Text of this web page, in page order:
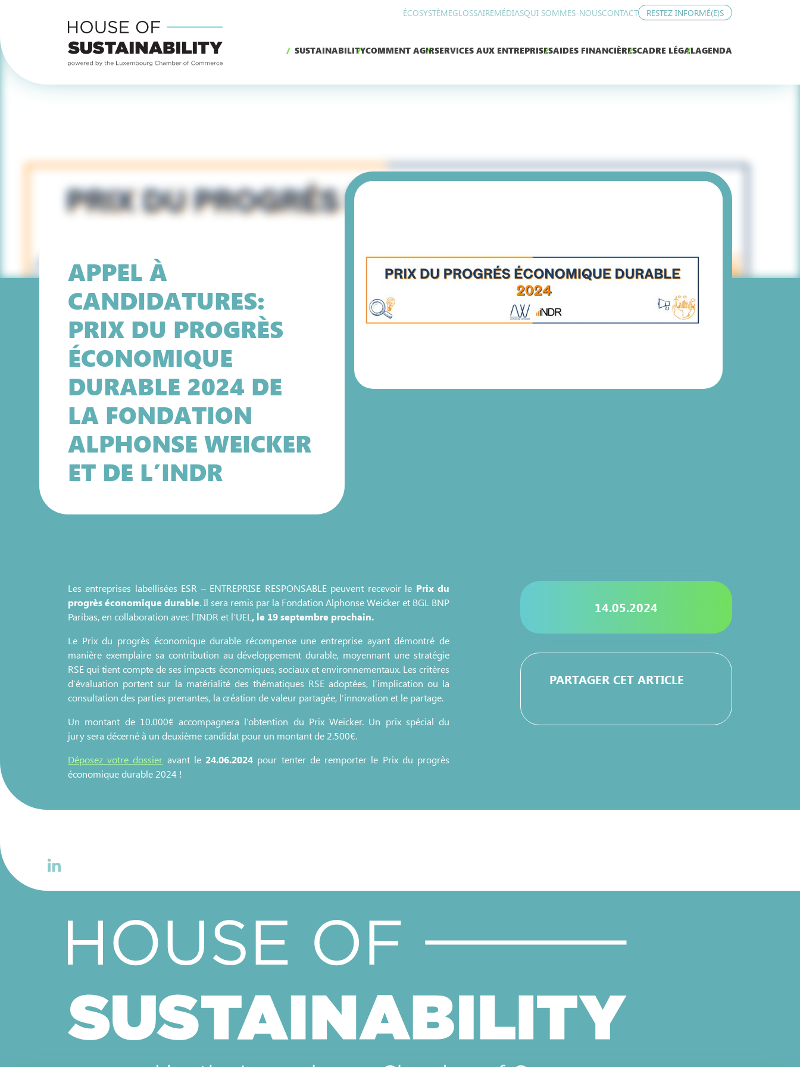
ÉCOSYSTÈMEGLOSSAIREMÉDIASQUI SOMMES-NOUSCONTACT RESTEZ INFORMÉ(E)S
SUSTAINABILITYCOMMENT AGIRSERVICES AUX ENTREPRISESAIDES FINANCIÈRESCADRE LÉGALAGENDA
APPEL À
CANDIDATURES:
PRIX DU PROGRÈS
ÉCONOMIQUE
DURABLE 2024 DE
LA FONDATION
ALPHONSE WEICKER
ET DE L’INDR
Les entreprises labellisées ESR – ENTREPRISE RESPONSABLE peuvent recevoir le Prix du
progrès économique durable. Il sera remis par la Fondation Alphonse Weicker et BGL BNP
Paribas, en collaboration avec l’INDR et l’UEL , le 19 septembre prochain.
Le Prix du progrès économique durable récompense une entreprise ayant démontré de
manière exemplaire sa contribution au développement durable, moyennant une stratégie
RSE qui tient compte de ses impacts économiques, sociaux et environnementaux. Les critères
d’évaluation portent sur la matérialité des thématiques RSE adoptées, l’implication ou la
consultation des parties prenantes, la création de valeur partagée, l’innovation et le partage.
Un montant de 10.000€ accompagnera l’obtention du Prix Weicker. Un prix spécial du
jury sera décerné à un deuxième candidat pour un montant de 2.500€.
Déposez votre dossier avant le 24.06.2024 pour tenter de remporter le Prix du progrès
économique durable 2024 !
14.05.2024
PARTAGER CET ARTICLE